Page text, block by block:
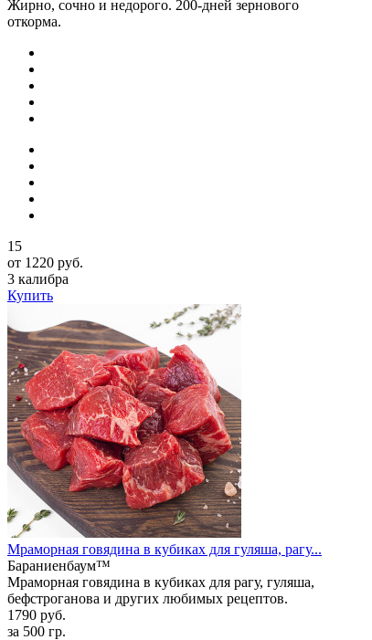
Жирно, сочно и недорого. 200-дней зернового
откорма.
15
от 1220 руб.
3 калибра
Купить
Мраморная говядина в кубиках для гуляша, рагу...
Бараниенбаум™
Мраморная говядина в кубиках для рагу, гуляша,
бефстроганова и других любимых рецептов.
1790 руб.
за 500 гр.